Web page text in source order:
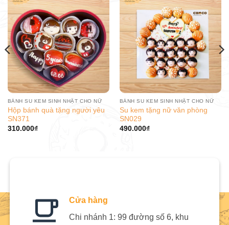
BÁNH SU KEM SINH NHẬT CHO NỮ
Hộp bánh quà tặng người yêu
SN371
310.000₫
BÁNH SU KEM SINH NHẬT CHO NỮ
Su kem tặng nữ văn phòng
SN029
490.000₫
Cửa hàng
Chi nhánh 1: 99 đường số 6, khu